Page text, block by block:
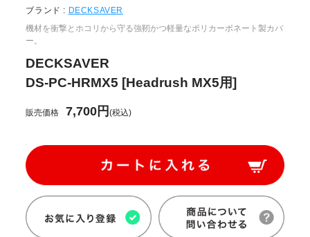
ブランド : DECKSAVER
機材を衝撃とホコリから守る強靭かつ軽量なポリカーボネート製カバ
ー。
DECKSAVER
DS-PC-HRMX5 [Headrush MX5用]
販売価格 7,700円(税込)